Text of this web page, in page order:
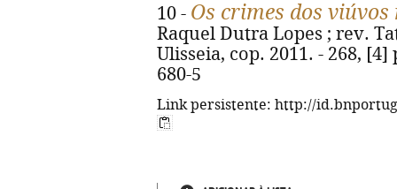
10 - Os crimes dos viúvos
Raquel Dutra Lopes ; rev.
Ulisseia, cop. 2011. - 268, [4]
680-5
Link persistente: http://